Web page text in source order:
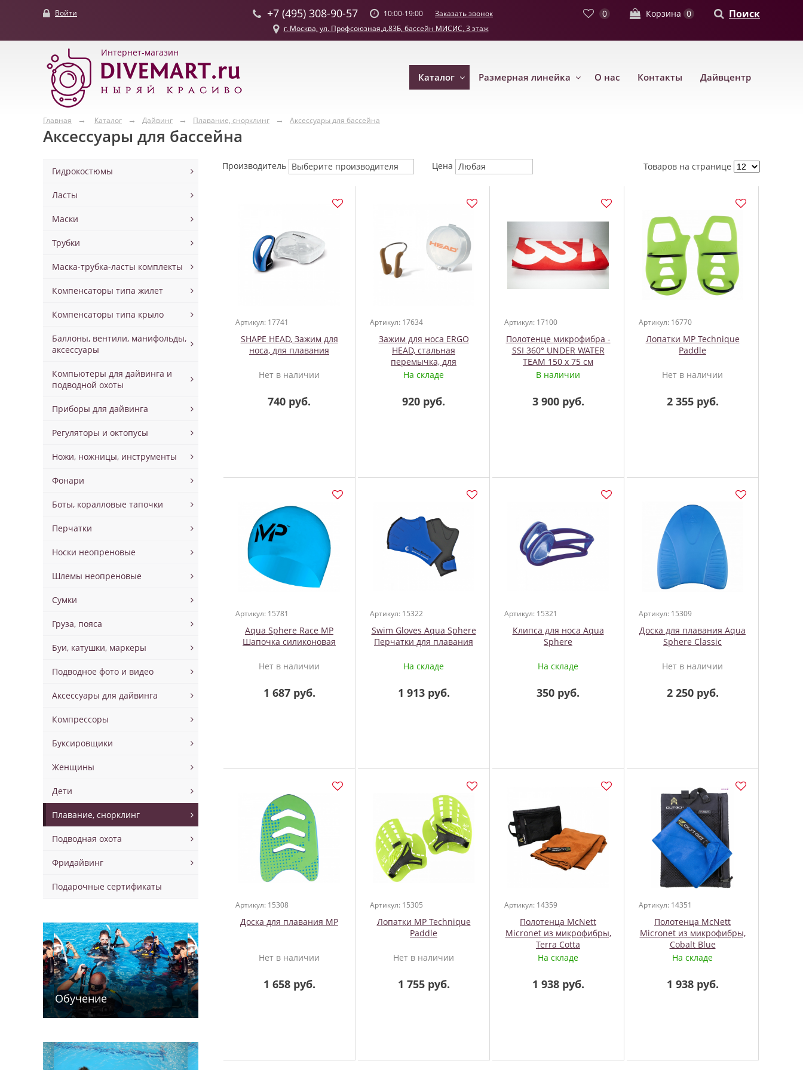
Войти +7 (495) 308-90-57 10:00-19:00 Заказать звонок 0 Корзина 0 Поиск
г. Москва, ул. Профсоюзная,д.83Б, бассейн МИСИС, 3 этаж
Интернет-магазин
Каталог Размерная линейка О нас Контакты Дайвцентр
Главная Каталог Дайвинг Плавание, снорклинг Аксессуары для бассейна
Аксессуары для бассейна
Гидрокостюмы
Ласты
Маски
Трубки
Маска-трубка-ласты комплекты
Компенсаторы типа жилет
Компенсаторы типа крыло
Баллоны, вентили, манифольды,
аксессуары
Компьютеры для дайвинга и
подводной охоты
Приборы для дайвинга
Регуляторы и октопусы
Ножи, ножницы, инструменты
Фонари
Боты, коралловые тапочки
Перчатки
Носки неопреновые
Шлемы неопреновые
Сумки
Груза, пояса
Буи, катушки, маркеры
Подводное фото и видео
Аксессуары для дайвинга
Компрессоры
Буксировщики
Женщины
Дети
Плавание, снорклинг
Подводная охота
Фридайвинг
Подарочные сертификаты
Обучение
Производитель Выберите производителя Цена Любая Товаров на странице
Артикул: 17741
SHAPE HEAD, Зажим для
носа, для плавания
Нет в наличии
740 руб.
Артикул: 17634
Зажим для носа ERGO
HEAD, стальная
перемычка, для
плавания
На складе
920 руб.
Артикул: 17100
Полотенце микрофибра -
SSI 360° UNDER WATER
TEAM 150 х 75 см
В наличии
3 900 руб.
Артикул: 16770
Лопатки MP Technique
Paddle
Нет в наличии
2 355 руб.
Артикул: 15781
Aqua Sphere Race MP
Шапочка силиконовая
Нет в наличии
1 687 руб.
Артикул: 15322
Swim Gloves Aqua Sphere
Перчатки для плавания
На складе
1 913 руб.
Артикул: 15321
Клипса для носа Aqua
Sphere
На складе
350 руб.
Артикул: 15309
Доска для плавания Aqua
Sphere Classic
Нет в наличии
2 250 руб.
Артикул: 15308
Доска для плавания MP
Нет в наличии
1 658 руб.
Артикул: 15305
Лопатки MP Technique
Paddle
Нет в наличии
1 755 руб.
Артикул: 14359
Полотенца McNett
Micronet из микрофибры,
Terra Cotta
На складе
1 938 руб.
Артикул: 14351
Полотенца McNett
Micronet из микрофибры,
Cobalt Blue
На складе
1 938 руб.